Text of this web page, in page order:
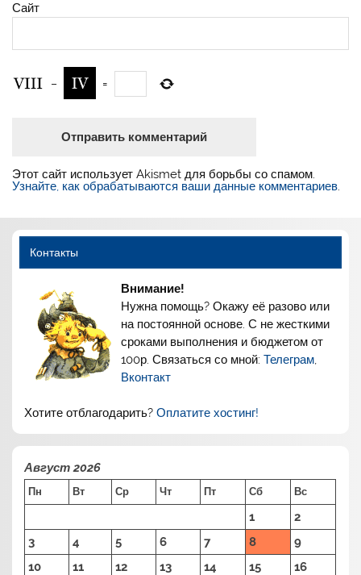
Сайт
− =
Этот сайт использует Akismet для борьбы со спамом.
Узнайте, как обрабатываются ваши данные комментариев.
Контакты
Внимание!
Нужна помощь? Окажу её разово или
на постоянной основе. С не жесткими
сроками выполнения и бюджетом от
100р. Связаться со мной:Телеграм
Вконтакт
Хотите отблагодарить?Оплатите хостинг!
Август 2026
Пн Вт Ср Чт Пт Сб Вс
1
2
3
4 5 6 7 8
9
10
11 12 13 14 15
16